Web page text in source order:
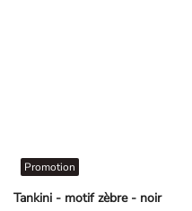
Tankini - motif zèbre - noir
Promotion